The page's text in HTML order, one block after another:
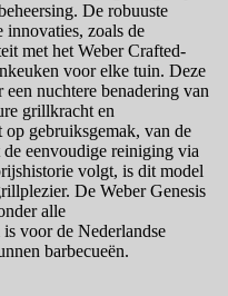
De robuuste
innovaties, zoals de
met het Weber Crafted-
voor elke tuin. Deze
nuchtere benadering van
grillkracht en
gebruiksgemak, van de
eenvoudige reiniging via
volgt, is dit model
De Weber Genesis
alle
voor de Nederlandse
barbecueën.